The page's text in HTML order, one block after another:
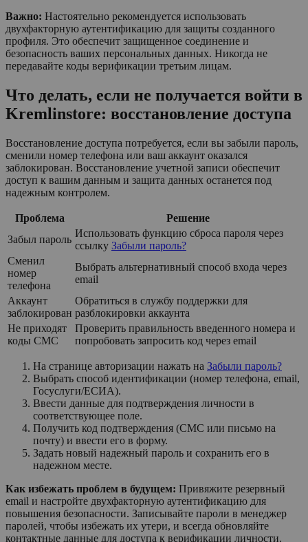
Важно: Настоятельно рекомендуется использовать
двухфакторную аутентификацию для защиты созданного
профиля. Это обеспечит защищенное соединение и
безопасность ваших персональных данных. Никогда не
передавайте коды верификации третьим лицам.
Что делать, если не получается войти в
Kremlinstore: восстановление доступа
Восстановление доступа потребуется, если вы забыли пароль,
сменили номер телефона или ваш аккаунт оказался
заблокирован. Восстановление учетной записи обеспечит
доступ к вашим данным и защита данных останется под
надежным контролем.
Проблема
Решение
Забыл пароль
Использовать функцию сброса пароля через
ссылку Забыли пароль?
Сменил
номер
телефона
Выбрать альтернативный способ входа через
email
Аккаунт
заблокирован
Обратиться в службу поддержки для
разблокировки аккаунта
Не приходят
коды СМС
Проверить правильность введенного номера и
попробовать запросить код через email
На странице авторизации нажать на Забыли пароль?
Выбрать способ идентификации (номер телефона, email,
Госуслуги/ЕСИА).
Ввести данные для подтверждения личности в
соответствующее поле.
Получить код подтверждения (СМС или письмо на
почту) и ввести его в форму.
Задать новый надежный пароль и сохранить его в
надежном месте.
Как избежать проблем в будущем: Привяжите резервный
email и настройте двухфакторную аутентификацию для
повышения безопасности. Записывайте пароли в менеджер
паролей, чтобы избежать их утери, и всегда обновляйте
контактные данные для доступа к верификации личности.